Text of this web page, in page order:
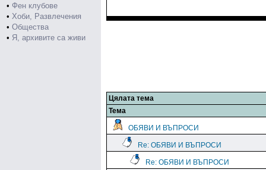
• Фен клубове
• Хоби, Развлечения
• Общества
• Я, архивите са живи
Цялата тема
Тема
ОБЯВИ И ВЪПРОСИ
Re: ОБЯВИ И ВЪПРОСИ
Re: ОБЯВИ И ВЪПРОСИ